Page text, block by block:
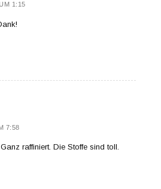
1:15
7:58
raffiniert. Die Stoffe sind toll.